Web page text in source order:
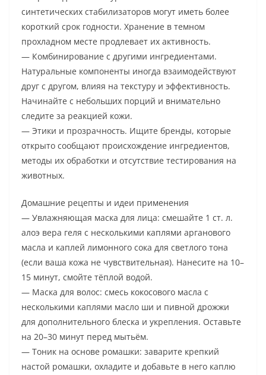
синтетических стабилизаторов могут иметь более
короткий срок годности. Хранение в темном
прохладном месте продлевает их активность.
— Комбинирование с другими ингредиентами.
Натуральные компоненты иногда взаимодействуют
друг с другом, влияя на текстуру и эффективность.
Начинайте с небольших порций и внимательно
следите за реакцией кожи.
— Этики и прозрачность. Ищите бренды, которые
открыто сообщают происхождение ингредиентов,
методы их обработки и отсутствие тестирования на
животных.
Домашние рецепты и идеи применения
— Увлажняющая маска для лица: смешайте 1 ст. л.
алоэ вера геля с несколькими каплями арганового
масла и каплей лимонного сока для светлого тона
(если ваша кожа не чувствительная). Нанесите на 10–
15 минут, смойте тёплой водой.
— Маска для волос: смесь кокосового масла с
несколькими каплями масло ши и пивной дрожжи
для дополнительного блеска и укрепления. Оставьте
на 20–30 минут перед мытьём.
— Тоник на основе ромашки: заварите крепкий
настой ромашки, охладите и добавьте в него каплю